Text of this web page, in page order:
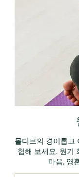
몰디브의 경이롭고
험해 보세요. 원기
마음, 영